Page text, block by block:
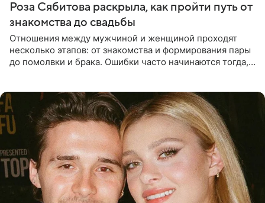
Роза Сябитова раскрыла, как пройти путь от
знакомства до свадьбы
Отношения между мужчиной и женщиной проходят
несколько этапов: от знакомства и формирования пары
до помолвки и брака. Ошибки часто начинаются тогда,